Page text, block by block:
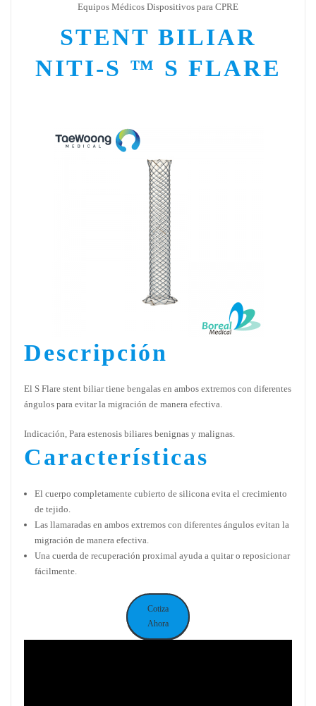
Equipos Médicos Dispositivos para CPRE
STENT BILIAR
NITI-S ™ S FLARE
Descripción
El S Flare stent biliar tiene bengalas en ambos extremos con diferentes
ángulos para evitar la migración de manera efectiva.
Indicación, Para estenosis biliares benignas y malignas.
Características
El cuerpo completamente cubierto de silicona evita el crecimiento
de tejido.
Las llamaradas en ambos extremos con diferentes ángulos evitan la
migración de manera efectiva.
Una cuerda de recuperación proximal ayuda a quitar o reposicionar
fácilmente.
Cotiza
Ahora